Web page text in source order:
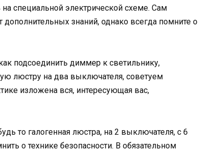
специальной электрической схеме. Сам
знаний, однако всегда помните о
подсоединить диммер к светильнику,
люстру на два выключателя, советуем
изложена вся, интересующая вас,
то галогенная люстра, на 2 выключателя, с 6
о технике безопасности. В обязательном